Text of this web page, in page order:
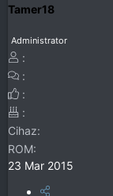
Tamer18
Administrator
Cihaz
ROM
23 Mar 2015